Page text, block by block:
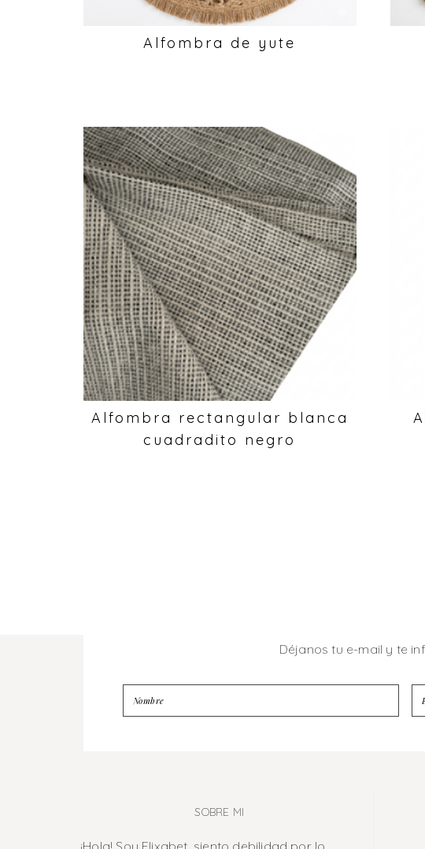
Alfombra de yute
Alfombra rectangular blanca
cuadradito negro
Déjanos tu e-mail y te
SOBRE MI
¡Hola! Soy Elixabet, siento debilidad por lo